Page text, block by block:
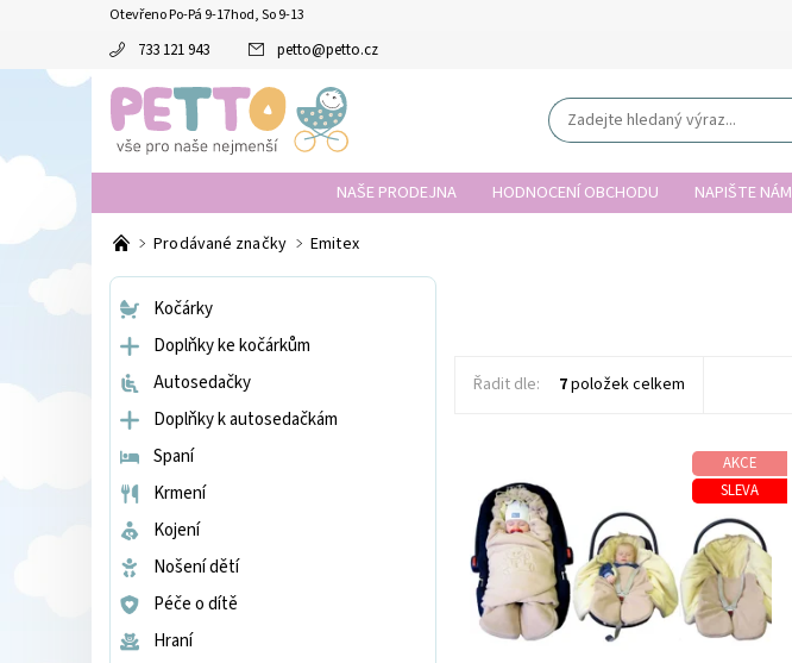
Otevřeno Po-Pá 9-17hod, So 9-13
733 121 943 petto@petto.cz
NAŠE PRODEJNA HODNOCENÍ OBCHODU NAPIŠTE NÁM
Prodávané značky Emitex
Řadit dle: 7položek celkem
AKCE
SLEVA
Dostupnost: Skladem
Kočárky
Doplňky ke kočárkům
Autosedačky
Doplňky k autosedačkám
Spaní
Krmení
Kojení
Nošení dětí
Péče o dítě
Hraní